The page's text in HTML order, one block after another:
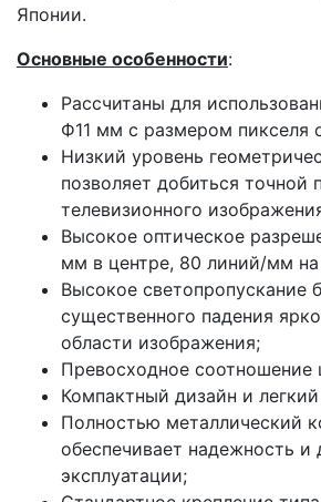
Японии.
Основные особенности:
Рассчитаны для
Ф11 мм с размером пикселя
Низкий уровень
позволяет добиться точной
телевизионного
Высокое оптическое
мм в центре, 80 линий/мм на
Высокое светопропускание
существенного падения
области изображения;
Превосходное соотношение
Компактный дизайн и
Полностью металлический
обеспечивает надежность и
эксплуатации;